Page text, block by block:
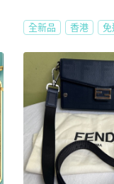
全新品 香港 免